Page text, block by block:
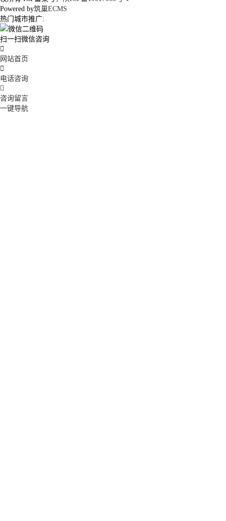
Powered by筑巢ECMS
热门城市推广:
扫一扫微信咨询

网站首页

电话咨询

咨询留言
一键导航